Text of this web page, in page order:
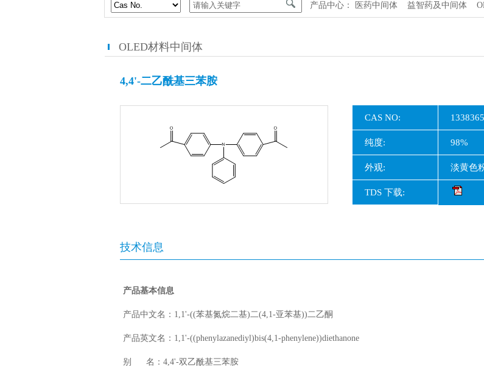
产品中心： 医药中间体 益智药及中间体
OLED材料中间体
4,4'-二乙酰基三苯胺
CAS NO:
纯度: 98%
外观: 淡黄色
TDS 下载:
技术信息
产品基本信息
产品中文名：1,1'-((苯基氮烷二基)二(4,1-亚苯基))二乙酮
产品英文名：1,1'-((phenylazanediyl)bis(4,1-phenylene))diethanone
别 名：4,4'-双乙酰基三苯胺